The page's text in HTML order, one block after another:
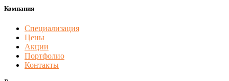
Компания
Специализация
Цены
Акции
Портфолио
Контакты